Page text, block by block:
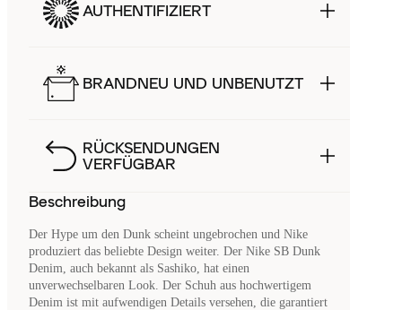
AUTHENTIFIZIERT
BRANDNEU UND UNBENUTZT
RÜCKSENDUNGEN
VERFÜGBAR
Beschreibung
Der Hype um den Dunk scheint ungebrochen und Nike
produziert das beliebte Design weiter. Der Nike SB Dunk
Denim, auch bekannt als Sashiko, hat einen
unverwechselbaren Look. Der Schuh aus hochwertigem
Denim ist mit aufwendigen Details versehen, die garantiert